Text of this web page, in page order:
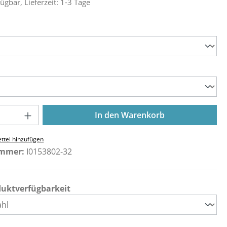
Anzahl: Gib den gewünschten Wert
In den Warenkorb
hinzufügen
I0153802-32